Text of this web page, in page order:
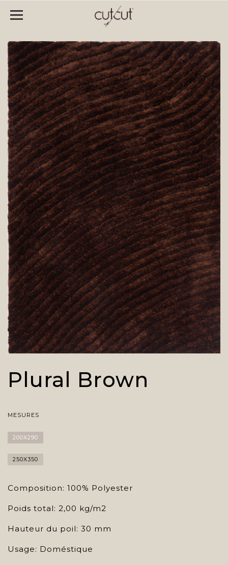
Plural Brown
MESURES
200X290
250X350
Composition: 100% Polyester
Poids total: 2,00 kg/m2
Hauteur du poil: 30 mm
Usage: Doméstique